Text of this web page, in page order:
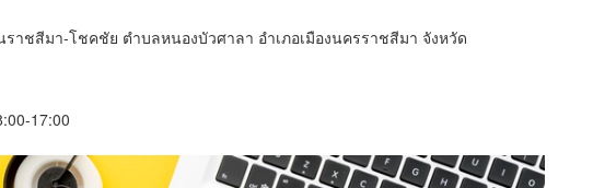
าชสีมา-โชคชัย ตำบลหนองบัวศาลา อำเภอเมืองนครราชสีมา จังหวัด
17:00